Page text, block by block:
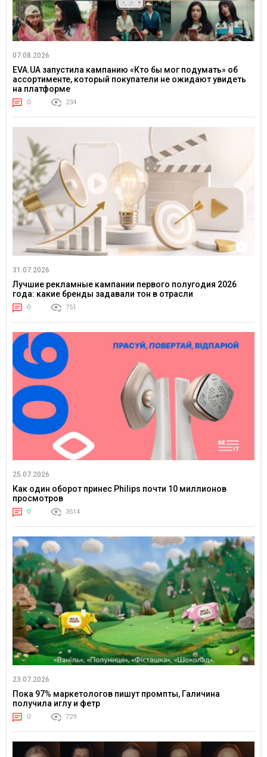
07.08.2026
EVA.UA запустила кампанию «Кто бы мог подумать» об
ассортименте, который покупатели не ожидают увидеть
на платформе
0 234
31.07.2026
Лучшие рекламные кампании первого полугодия 2026
года: какие бренды задавали тон в отрасли
0 751
25.07.2026
Как один оборот принес Philips почти 10 миллионов
просмотров
0 3514
23.07.2026
Пока 97% маркетологов пишут промпты, Галичина
получила иглу и фетр
0 729